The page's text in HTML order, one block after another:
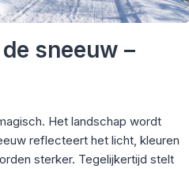
sneeuw –
Het landschap wordt
reflecteert het licht, kleuren
sterker. Tegelijkertijd stelt